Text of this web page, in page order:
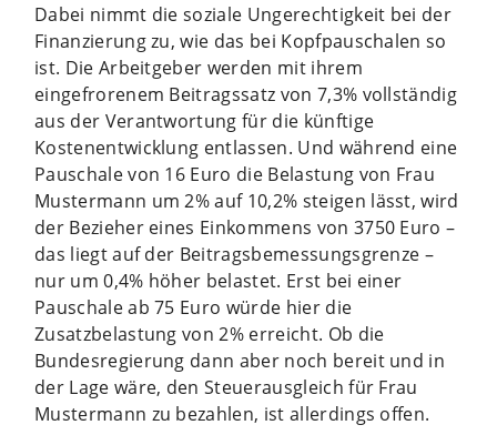
Dabei nimmt die soziale Ungerechtigkeit bei der
Finanzierung zu, wie das bei Kopfpauschalen so
ist. Die Arbeitgeber werden mit ihrem
eingefrorenem Beitragssatz von 7,3% vollständig
aus der Verantwortung für die künftige
Kostenentwicklung entlassen. Und während eine
Pauschale von 16 Euro die Belastung von Frau
Mustermann um 2% auf 10,2% steigen lässt, wird
der Bezieher eines Einkommens von 3750 Euro –
das liegt auf der Beitragsbemessungsgrenze –
nur um 0,4% höher belastet. Erst bei einer
Pauschale ab 75 Euro würde hier die
Zusatzbelastung von 2% erreicht. Ob die
Bundesregierung dann aber noch bereit und in
der Lage wäre, den Steuerausgleich für Frau
Mustermann zu bezahlen, ist allerdings offen.